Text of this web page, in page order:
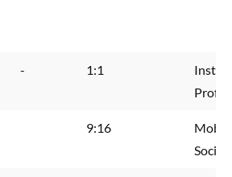
- 1:1
9:16
Social